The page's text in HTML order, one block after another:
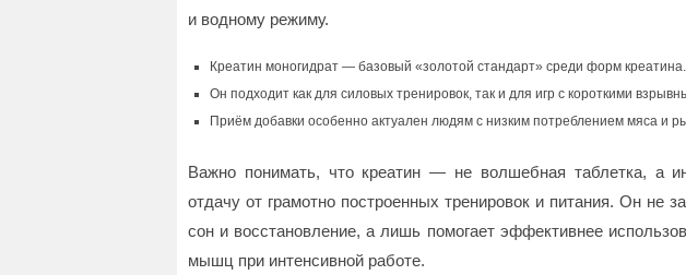
и водному режиму.
Креатин моногидрат — базовый «золотой стандарт» среди форм креатина.
Он подходит как для силовых тренировок, так и для игр с короткими
Приём добавки особенно актуален людям с низким потреблением мяса и
Важно понимать, что креатин — не волшебная таблетка, а
отдачу от грамотно построенных тренировок и питания. Он не
сон и восстановление, а лишь помогает эффективнее
мышц при интенсивной работе.